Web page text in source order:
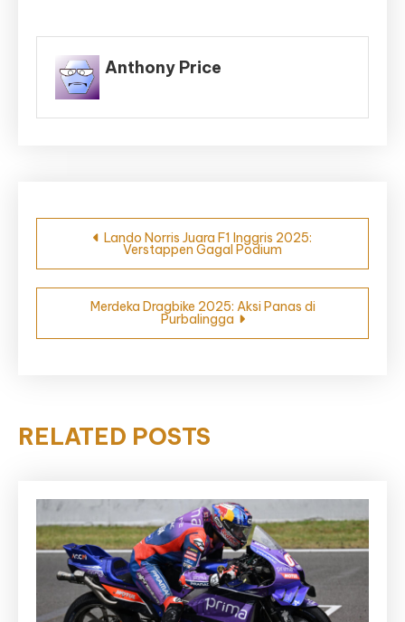
Anthony Price
Navigasi
pos
Lando Norris Juara F1 Inggris 2025:
Verstappen Gagal Podium
Merdeka Dragbike 2025: Aksi Panas di
Purbalingga
RELATED POSTS